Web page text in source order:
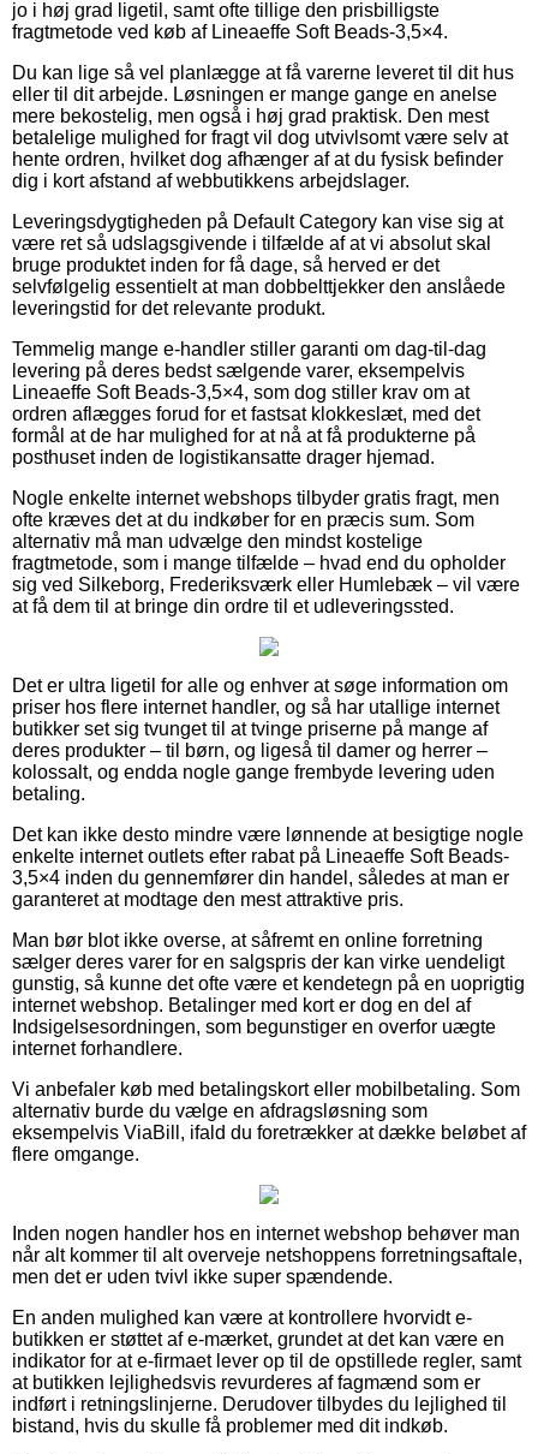
jo i høj grad ligetil, samt ofte tillige den prisbilligste
fragtmetode ved køb af Lineaeffe Soft Beads-3,5×4.
Du kan lige så vel planlægge at få varerne leveret til dit hus
eller til dit arbejde. Løsningen er mange gange en anelse
mere bekostelig, men også i høj grad praktisk. Den mest
betalelige mulighed for fragt vil dog utvivlsomt være selv at
hente ordren, hvilket dog afhænger af at du fysisk befinder
dig i kort afstand af webbutikkens arbejdslager.
Leveringsdygtigheden på Default Category kan vise sig at
være ret så udslagsgivende i tilfælde af at vi absolut skal
bruge produktet inden for få dage, så herved er det
selvfølgelig essentielt at man dobbelttjekker den anslåede
leveringstid for det relevante produkt.
Temmelig mange e-handler stiller garanti om dag-til-dag
levering på deres bedst sælgende varer, eksempelvis
Lineaeffe Soft Beads-3,5×4, som dog stiller krav om at
ordren aflægges forud for et fastsat klokkeslæt, med det
formål at de har mulighed for at nå at få produkterne på
posthuset inden de logistikansatte drager hjemad.
Nogle enkelte internet webshops tilbyder gratis fragt, men
ofte kræves det at du indkøber for en præcis sum. Som
alternativ må man udvælge den mindst kostelige
fragtmetode, som i mange tilfælde – hvad end du opholder
sig ved Silkeborg, Frederiksværk eller Humlebæk – vil være
at få dem til at bringe din ordre til et udleveringssted.
Det er ultra ligetil for alle og enhver at søge information om
priser hos flere internet handler, og så har utallige internet
butikker set sig tvunget til at tvinge priserne på mange af
deres produkter – til børn, og ligeså til damer og herrer –
kolossalt, og endda nogle gange frembyde levering uden
betaling.
Det kan ikke desto mindre være lønnende at besigtige nogle
enkelte internet outlets efter rabat på Lineaeffe Soft Beads-
3,5×4 inden du gennemfører din handel, således at man er
garanteret at modtage den mest attraktive pris.
Man bør blot ikke overse, at såfremt en online forretning
sælger deres varer for en salgspris der kan virke uendeligt
gunstig, så kunne det ofte være et kendetegn på en uoprigtig
internet webshop. Betalinger med kort er dog en del af
Indsigelsesordningen, som begunstiger en overfor uægte
internet forhandlere.
Vi anbefaler køb med betalingskort eller mobilbetaling. Som
alternativ burde du vælge en afdragsløsning som
eksempelvis ViaBill, ifald du foretrækker at dække beløbet af
flere omgange.
Inden nogen handler hos en internet webshop behøver man
når alt kommer til alt overveje netshoppens forretningsaftale,
men det er uden tvivl ikke super spændende.
En anden mulighed kan være at kontrollere hvorvidt e-
butikken er støttet af e-mærket, grundet at det kan være en
indikator for at e-firmaet lever op til de opstillede regler, samt
at butikken lejlighedsvis revurderes af fagmænd som er
indført i retningslinjerne. Derudover tilbydes du lejlighed til
bistand, hvis du skulle få problemer med dit indkøb.